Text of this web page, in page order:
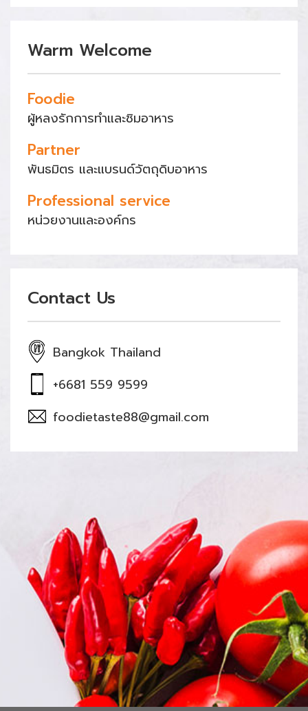
Warm Welcome
Foodie
ผู้หลงรักการทำและชิมอาหาร
Partner
พันธมิตร และแบรนด์วัตถุดิบอาหาร
Professional service
หน่วยงานและองค์กร
Contact Us
Bangkok Thailand
+6681 559 9599
foodietaste88@gmail.com